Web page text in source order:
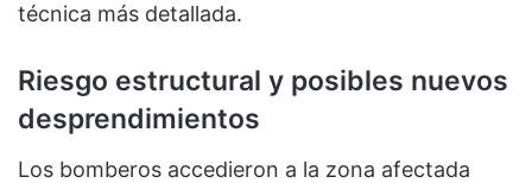
técnica más detallada.
Riesgo estructural y posibles nuevos
desprendimientos
Los bomberos accedieron a la zona afectada